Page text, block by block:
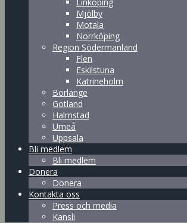
Mjölby
Motala
Norrköping
Region Södermanland
Flen
Eskilstuna
Katrineholm
Borlänge
Gotland
Halmstad
Umeå
Uppsala
Bli medlem
Bli medlem
Donera
Donera
Kontakta oss
Press och media
Kansli